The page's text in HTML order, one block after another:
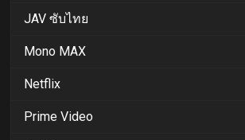
JAV ซับไทย
Mono MAX
Netflix
Prime Video